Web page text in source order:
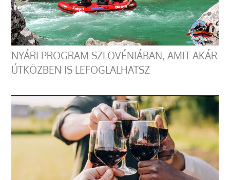
NYÁRI PROGRAM SZLOVÉNIÁBAN, AMIT AKÁR
ÚTKÖZBEN IS LEFOGLALHATSZ